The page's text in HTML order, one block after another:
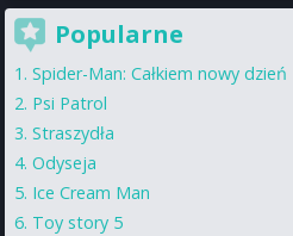
Popularne
Spider-Man: Całkiem nowy dzień
Psi Patrol
Straszydła
Odyseja
Ice Cream Man
Toy story 5